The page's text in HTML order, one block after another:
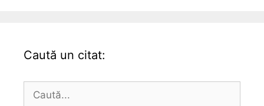
Caută un citat:
Caută